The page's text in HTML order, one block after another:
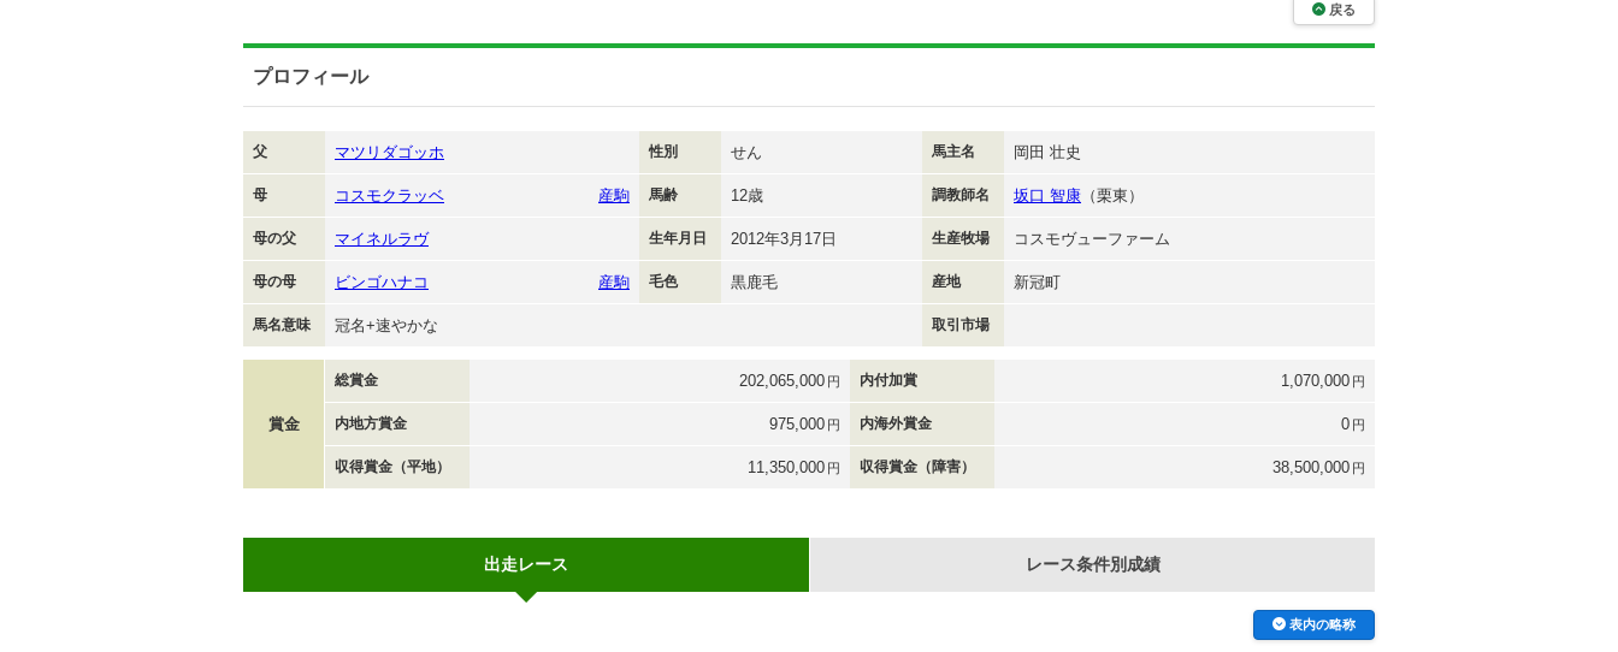
戻る
プロフィール
父 マツリダゴッホ 性別 せん 馬主名 岡田 壮史
母 コスモクラッベ 産駒 馬齢 12歳 調教師名 坂口 智康 （栗東）
母の父 マイネルラヴ 生年月日 2012年3月17日 生産牧場 コスモヴューファーム
母の母 ビンゴハナコ 産駒 毛色 黒鹿毛 産地 新冠町
馬名意味 冠名+速やかな 取引市場
賞金
総賞金 202,065,000 円 内付加賞 1,070,000 円
内地方賞金 975,000 円 内海外賞金 0 円
収得賞金（平地） 11,350,000 円 収得賞金（障害） 38,500,000 円
出走レース レース条件別成績
表内の略称